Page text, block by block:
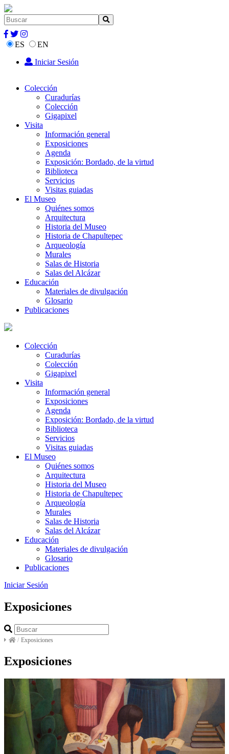
ES
EN
Iniciar Sesión
Colección
Curadurías
Colección
Gigapixel
Visita
Información general
Exposiciones
Agenda
Exposición: Bordado, de la virtud
Biblioteca
Servicios
Visitas guiadas
El Museo
Quiénes somos
Arquitectura
Historia del Museo
Historia de Chapultepec
Arqueología
Murales
Salas de Historia
Salas del Alcázar
Educación
Materiales de divulgación
Glosario
Publicaciones
Colección
Curadurías
Colección
Gigapixel
Visita
Información general
Exposiciones
Agenda
Exposición: Bordado, de la virtud
Biblioteca
Servicios
Visitas guiadas
El Museo
Quiénes somos
Arquitectura
Historia del Museo
Historia de Chapultepec
Arqueología
Murales
Salas de Historia
Salas del Alcázar
Educación
Materiales de divulgación
Glosario
Publicaciones
Iniciar Sesión
Exposiciones
/ Exposiciones
Exposiciones